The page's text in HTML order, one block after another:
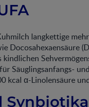
langkettige
Docosahexaensäure
Säuglingsanfangs-
kcal α-Linolensäure
Synbiotika